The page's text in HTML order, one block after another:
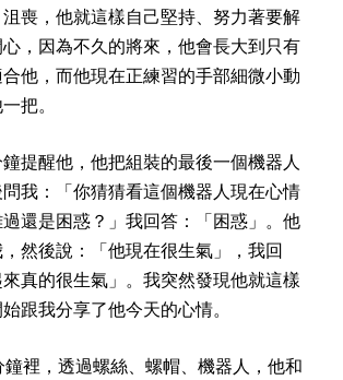
喪，他就這樣自己堅持、努力著要解
，因為不久的將來，他會長大到只有
他，而他現在正練習的手部細微小動
把。
提醒他，他把組裝的最後一個機器人
我：「你猜猜看這個機器人現在心情
還是困惑？」我回答：「困惑」。他
然後說：「他現在很生氣」，我回
真的很生氣」。我突然發現他就這樣
跟我分享了他今天的心情。
裡，透過螺絲、螺帽、機器人，他和